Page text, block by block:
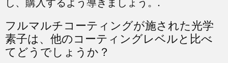
フルマルチコーティングが施された光学
素子は、他のコーティングレベルと比べ
てどうでしょうか？